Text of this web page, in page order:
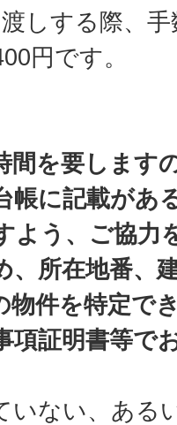
しする際、
円です。
間を要します
帳に記載があ
よう、ご協力
、所在地番、
物件を特定で
項証明書等で
いない、ある